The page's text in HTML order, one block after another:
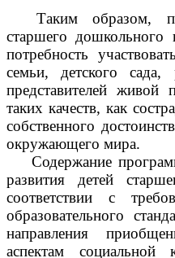
Таким образом,
старшего дошкольного
потребность
семьи, детского
представителей
таких качеств, как
собственного
окружающего мира.
Содержание
развития детей
соответствии с
образовательного
направления
аспектам